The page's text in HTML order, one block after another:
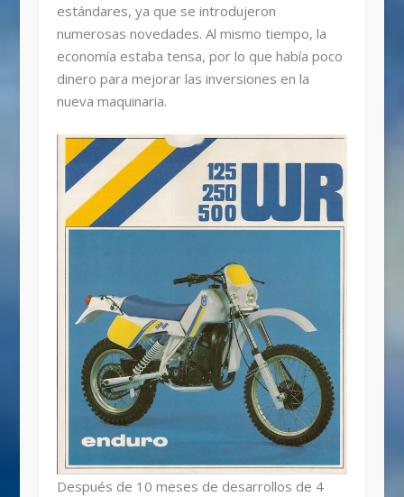
estándares, ya que se introdujeron
numerosas novedades. Al mismo tiempo, la
economía estaba tensa, por lo que había poco
dinero para mejorar las inversiones en la
nueva maquinaria.
Después de 10 meses de desarrollos de 4